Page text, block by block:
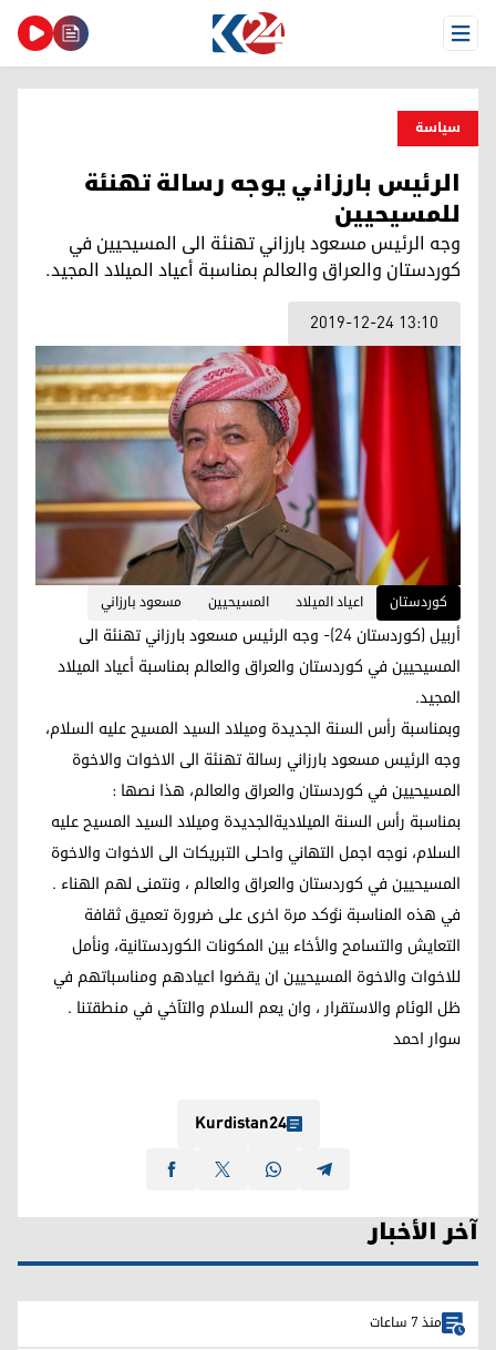
Open Menu
سیاسة
الرئیس بارزاني يوجه رسالة تهنئة
للمسيحيين
وجه الرئيس مسعود بارزاني تهنئة الى المسيحيين في
كوردستان والعراق والعالم بمناسبة أعياد الميلاد المجيد.
2019-12-24 13:10
کوردستان اعياد الميلاد المسيحيين مسعود بارزاني
أربيل (كوردستان 24)- وجه الرئيس مسعود بارزاني تهنئة الى
المسيحيين في كوردستان والعراق والعالم بمناسبة أعياد الميلاد
المجيد.
وبمناسبة رأس السنة الجديدة وميلاد السيد المسيح عليه السلام،
وجه الرئيس مسعود بارزاني رسالة تهنئة الی الاخوات والاخوة
المسيحيين في كوردستان والعراق والعالم، هذا نصها :
بمناسبة رأس السنة الميلاديةالجديدة وميلاد السيد المسيح علیه
السلام، نوجه اجمل التهاني واحلی التبريكات الی الاخوات والاخوة
المسيحيين في كوردستان والعراق والعالم ، ونتمنی لهم الهناء .
في هذه المناسبة نٶكد مرة اخری علی ضرورة تعميق ثقافة
التعايش والتسامح والأخاء بين المكونات الكوردستانية، ونأمل
للاخوات والاخوة المسيحیین ان يقضوا اعيادهم ومناسباتهم في
ظل الوئام والاستقرار ، وان يعم السلام والتآخي في منطقتنا .
سوار احمد
Kurdistan24
آخر الأخبار
منذ 7 ساعات